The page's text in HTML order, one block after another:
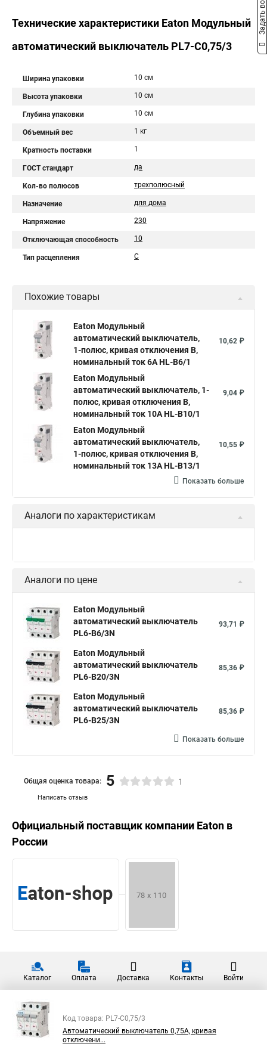
Технические характеристики Eaton Модульный
автоматический выключатель PL7-C0,75/3
Ширина упаковки 10 см
Высота упаковки 10 см
Глубина упаковки 10 см
Объемный вес 1 кг
Кратность поставки 1
ГОСТ стандарт да
Кол-во полюсов трехполюсный
Назначение для дома
Напряжение 230
Отключающая способность 10
Тип расцепления C
Похожие товары
Eaton Модульный
автоматический выключатель,
1-полюс, кривая отключения B,
номинальный ток 6А HL-B6/1
10,62 ₽
Eaton Модульный
автоматический выключатель, 1-
полюс, кривая отключения B,
номинальный ток 10А HL-B10/1
9,04 ₽
Eaton Модульный
автоматический выключатель,
1-полюс, кривая отключения B,
номинальный ток 13А HL-B13/1
10,55 ₽
Показать больше
Аналоги по характеристикам
Аналоги по цене
Eaton Модульный
автоматический выключатель
PL6-B6/3N
93,71 ₽
Eaton Модульный
автоматический выключатель
PL6-B20/3N
85,36 ₽
Eaton Модульный
автоматический выключатель
PL6-B25/3N
85,36 ₽
Показать больше
Написать отзыв
Общая оценка товара: 5 1
Официальный поставщик компании Eaton в
России
Каталог Оплата Доставка Контакты Войти
Код товара: PL7-C0,75/3
Автоматический выключатель 0,75А, кривая
отключени...